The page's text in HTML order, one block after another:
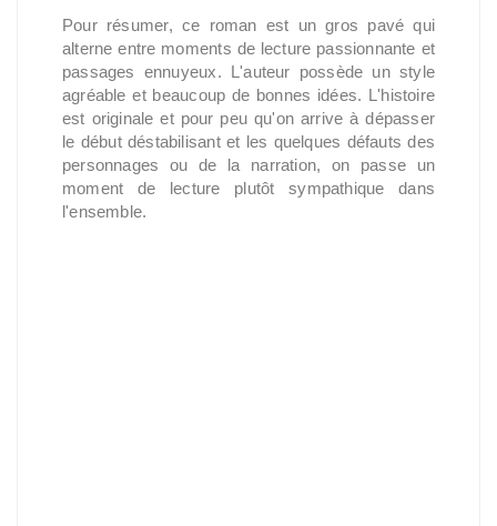
Pour résumer, ce roman est un gros pavé qui
alterne entre moments de lecture passionnante et
passages ennuyeux. L'auteur possède un style
agréable et beaucoup de bonnes idées. L'histoire
est originale et pour peu qu'on arrive à dépasser
le début déstabilisant et les quelques défauts des
personnages ou de la narration, on passe un
moment de lecture plutôt sympathique dans
l'ensemble.